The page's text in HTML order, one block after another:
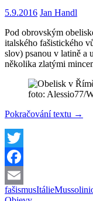
5.9.2016 Jan Handl
Pod obrovským
italského fašistického
slov) psanou v latině a
několika zlatými
foto: Alessio77/
Pokračování textu Pod
→
Twitter
Facebook
Email
fašismusItálieMussolini